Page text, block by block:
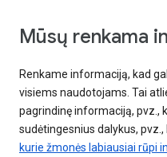
Mūsų renkama
Renkame informaciją, kad
visiems naudotojams. Tai
pagrindinę informaciją, pvz.,
sudėtingesnius dalykus, pvz.,
kurie žmonės labiausiai rūpi